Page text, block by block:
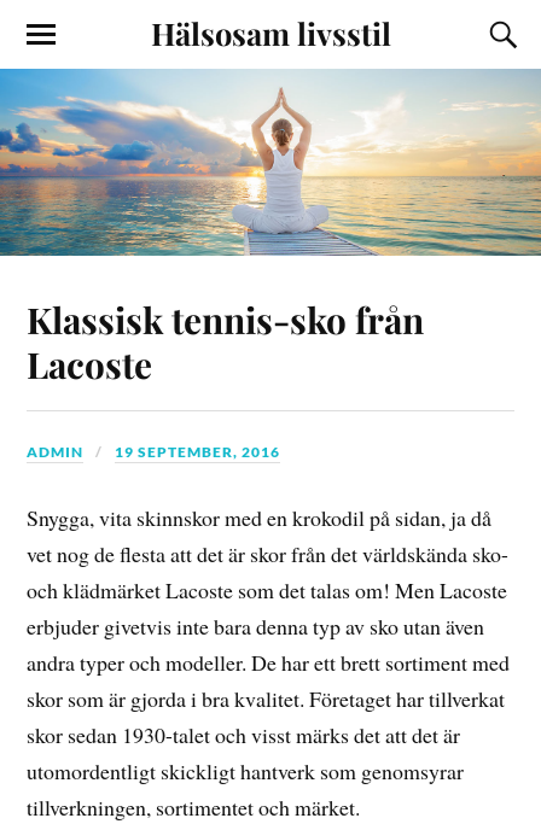
Hälsosam livsstil
Klassisk tennis-sko från
Lacoste
ADMIN 19 SEPTEMBER, 2016
Snygga, vita skinnskor med en krokodil på sidan, ja då
vet nog de flesta att det är skor från det världskända sko-
och klädmärket Lacoste som det talas om! Men Lacoste
erbjuder givetvis inte bara denna typ av sko utan även
andra typer och modeller. De har ett brett sortiment med
skor som är gjorda i bra kvalitet. Företaget har tillverkat
skor sedan 1930-talet och visst märks det att det är
utomordentligt skickligt hantverk som genomsyrar
tillverkningen, sortimentet och märket.